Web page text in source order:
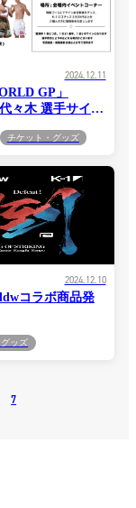
2024.12.11
GP」
々木 選手サイン
チケット・グッズ
2024.12.10
コラボ商品発
ッズ
7